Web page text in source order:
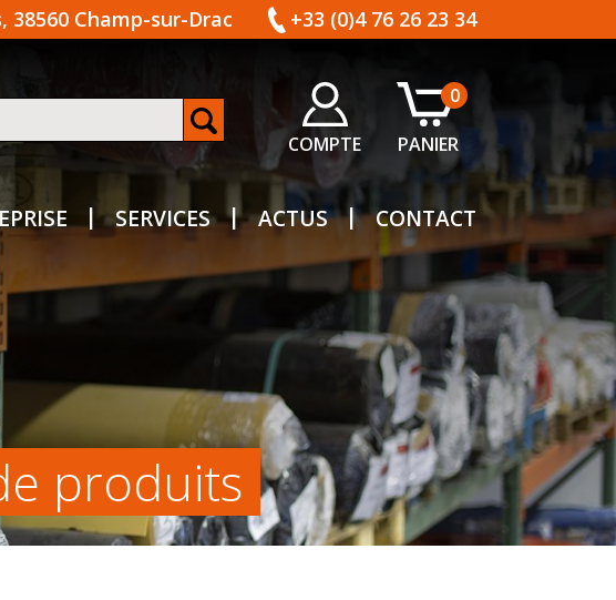
38560 Champ-sur-Drac +33 (0)4 76 26 23 34
COMPTE
0
PANIER
SERVICES ACTUS CONTACT
produits